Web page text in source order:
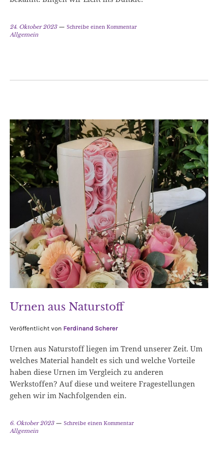
24. Oktober 2023 Schreibe einen Kommentar
Allgemein
Urnen aus Naturstoff
Veröffentlicht von Ferdinand Scherer
Urnen aus Naturstoff liegen im Trend unserer Zeit. Um
welches Material handelt es sich und welche Vorteile
haben diese Urnen im Vergleich zu anderen
Werkstoffen? Auf diese und weitere Fragestellungen
gehen wir im Nachfolgenden ein.
6. Oktober 2023 Schreibe einen Kommentar
Allgemein